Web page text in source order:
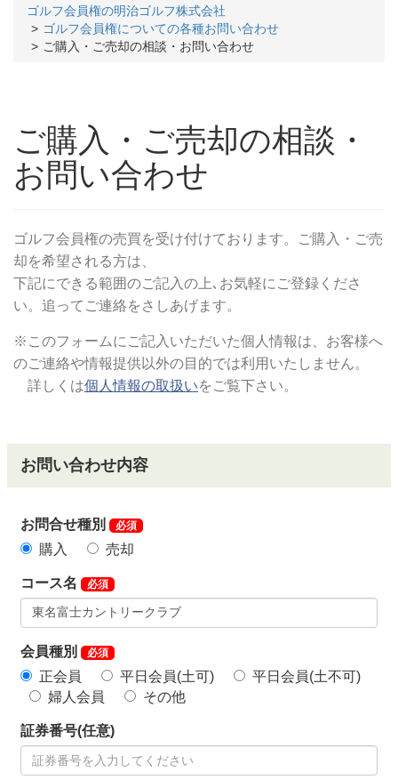
ゴルフ会員権の明治ゴルフ株式会社
ゴルフ会員権についての各種お問い合わせ
ご購入・ご売却の相談・お問い合わせ
ご購入・ご売却の相談・
お問い合わせ
ゴルフ会員権の売買を受け付けております。ご購入・ご売
却を希望される方は、
下記にできる範囲のご記入の上､お気軽にご登録くださ
い。追ってご連絡をさしあげます。
※このフォームにご記入いただいた個人情報は、お客様へ
のご連絡や情報提供以外の目的では利用いたしません。
詳しくは個人情報の取扱いをご覧下さい。
お問い合わせ内容
お問合せ種別 必須
購入 売却
コース名 必須
会員種別 必須
正会員 平日会員(土可)
平日会員(土不可)
婦人会員
その他
証券番号(任意)